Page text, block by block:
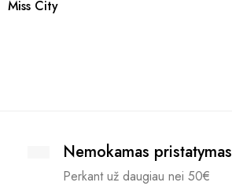
Miss City
Nemokamas pristatymas
Perkant už daugiau nei 50€